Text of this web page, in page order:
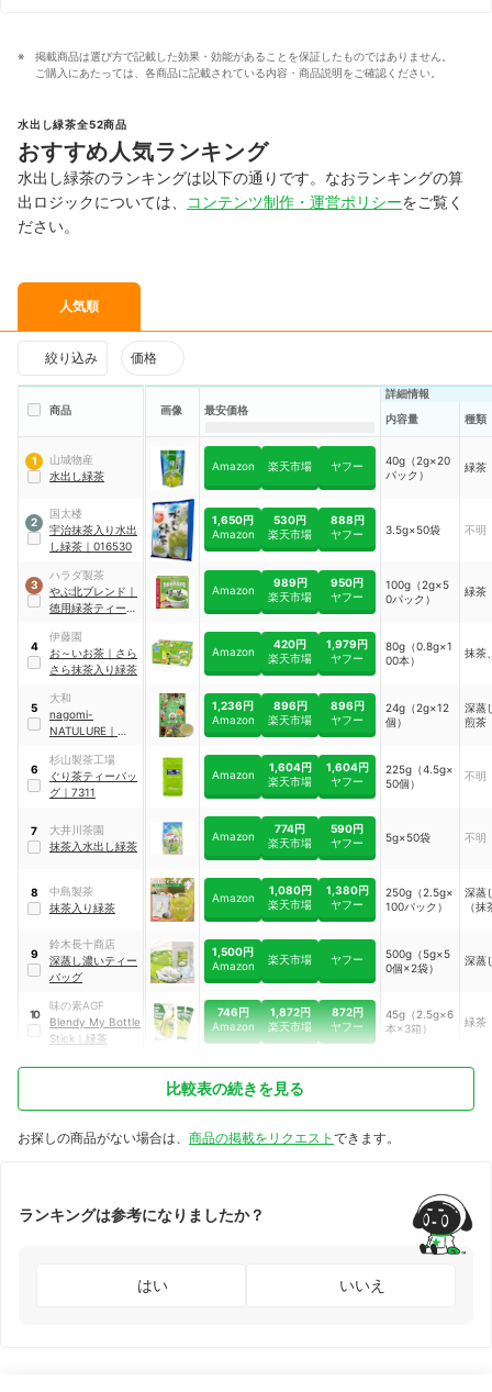
掲載商品は選び方で記載した効果・効能があることを保証したものではありません。
ご購入にあたっては、各商品に記載されている内容・商品説明をご確認ください。
水出し緑茶全52商品
おすすめ人気ランキング
水出し緑茶のランキングは以下の通りです。なおランキングの算
出ロジックについては、
コンテンツ制作・運営ポリシーをご覧く
ださい。
人気順
絞り込み 価格
商品 画像 最安価格
詳細情報
内容量
種類
1
山城物産
水出し緑茶
Amazon 楽天市場 ヤフー
40g（2g×20
パック）
緑茶
2
国太楼
宇治抹茶入り水出
し緑茶 ｜ 016530
1,650円
Amazon
530円
楽天市場
888円
ヤフー
3.5g×50袋 不明
3
ハラダ製茶
やぶ北ブレンド ｜
徳用緑茶ティーバ
Amazon
989円
楽天市場
950円
ヤフー
100g（2g×5
0パック）
緑茶
4
伊藤園
お～いお茶 ｜ さら
さら抹茶入り緑茶
Amazon
420円
楽天市場
1,979円
ヤフー
80g（0.8g×1
00本）
抹茶
5
大和
nagomi-
NATULURE ｜
茶
1,236円
Amazon
896円
楽天市場
896円
ヤフー
24g（2g×12
個）
深蒸
煎茶
6
杉山製茶工場
ぐり茶ティーバッ
グ ｜ 7311
Amazon
1,604円
楽天市場
1,604円
ヤフー
225g（4.5g×
50個）
不明
7
大井川茶園
抹茶入水出し緑茶
Amazon
774円
楽天市場
590円
ヤフー
5g×50袋 不明
8
中島製茶
抹茶入り緑茶
Amazon
1,080円
楽天市場
1,380円
ヤフー
250g（2.5g×
100パック）
深蒸
（
9
鈴木長十商店
深蒸し濃いティー
バッグ
1,500円
Amazon
楽天市場 ヤフー
500g（5g×5
0個×2袋）
深蒸
10
味の素AGF
Blendy My Bottle
Stick
緑茶
746円
Amazon
1,872円
楽天市場
872円
ヤフー
45g（2.5g×6
本×3箱）
緑茶
比較表の続きを見る
お探しの商品がない場合は、 商品の掲載をリクエスト できます。
ランキングは参考になりましたか？
はい いいえ